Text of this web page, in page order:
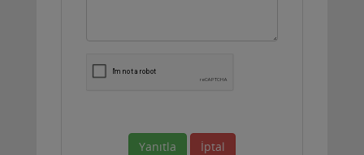
Yanıtla İptal